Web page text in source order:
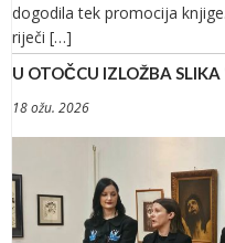
dogodila tek promocija
riječi […]
U OTOČCU IZLOŽBA SLIKA
18 ožu. 2026